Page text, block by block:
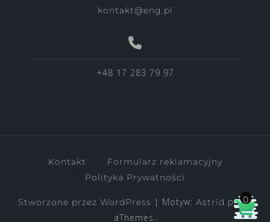
kontakt@eng.pl
+48 17 283 79 97
Kontakt
Formularz reklamacyjny
Polityka Prywatności
Stworzone przez WordPress | Motyw: Astrid przez
aThemes.
0